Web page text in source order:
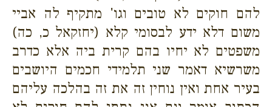
להם חוקים לא טובים וגו' מתקיף לה אביי
משום דלא ידע לבסומי קלא (יחזקאל כ, כה)
משפטים לא יחיו בהם קרית ביה אלא כדרב
משרשיא דאמר שני תלמידי חכמים היושבים
בעיר אחת ואין נוחין זה את זה בהלכה עליהם